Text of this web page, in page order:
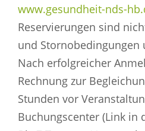
www.gesundheit-nds-
Reservierungen sind
und Stornobedingungen
Nach erfolgreicher
Rechnung zur
Stunden vor
Buchungscenter (Link in